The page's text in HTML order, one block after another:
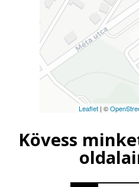
Leaflet| ©
Kövess